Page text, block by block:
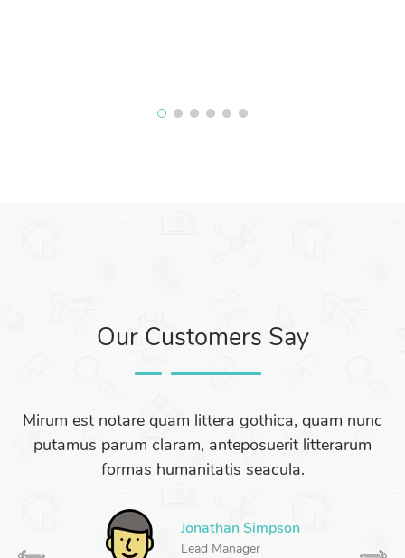
Our Customers Say
Mirum est notare quam littera gothica, quam nunc
putamus parum claram, anteposuerit litterarum
formas humanitatis seacula.
Jonathan Simpson
Lead Manager